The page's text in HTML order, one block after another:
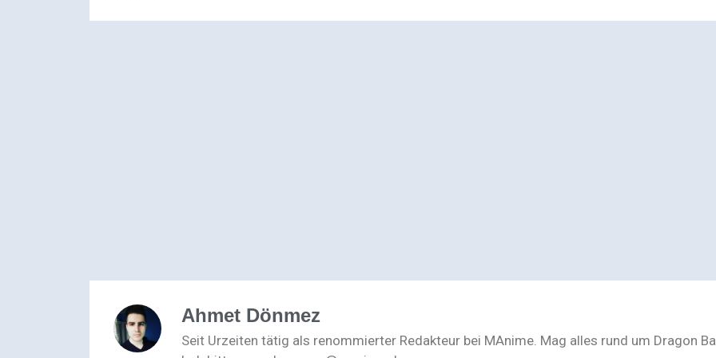
Ahmet Dönmez
Seit Urzeiten tätig als renommierter Redakteur bei MAnime. Mag alles rund um Dragon